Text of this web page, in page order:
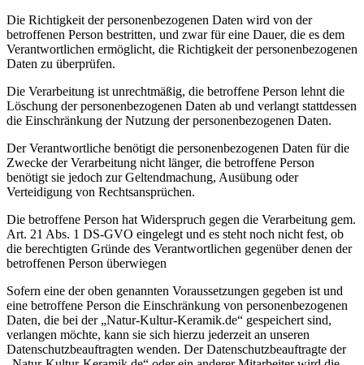
Die Richtigkeit der personenbezogenen Daten wird von der
betroffenen Person bestritten, und zwar für eine Dauer, die es dem
Verantwortlichen ermöglicht, die Richtigkeit der personenbezogenen
Daten zu überprüfen.
Die Verarbeitung ist unrechtmäßig, die betroffene Person lehnt die
Löschung der personenbezogenen Daten ab und verlangt stattdessen
die Einschränkung der Nutzung der personenbezogenen Daten.
Der Verantwortliche benötigt die personenbezogenen Daten für die
Zwecke der Verarbeitung nicht länger, die betroffene Person
benötigt sie jedoch zur Geltendmachung, Ausübung oder
Verteidigung von Rechtsansprüchen.
Die betroffene Person hat Widerspruch gegen die Verarbeitung gem.
Art. 21 Abs. 1 DS-GVO eingelegt und es steht noch nicht fest, ob
die berechtigten Gründe des Verantwortlichen gegenüber denen der
betroffenen Person überwiegen
Sofern eine der oben genannten Voraussetzungen gegeben ist und
eine betroffene Person die Einschränkung von personenbezogenen
Daten, die bei der „Natur-Kultur-Keramik.de“ gespeichert sind,
verlangen möchte, kann sie sich hierzu jederzeit an unseren
Datenschutzbeauftragten wenden. Der Datenschutzbeauftragte der